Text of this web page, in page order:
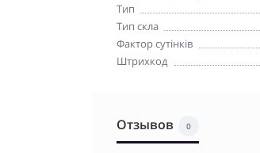
Тип
Тип скла
Фактор сутінків
Штрихкод
Отзывов 0